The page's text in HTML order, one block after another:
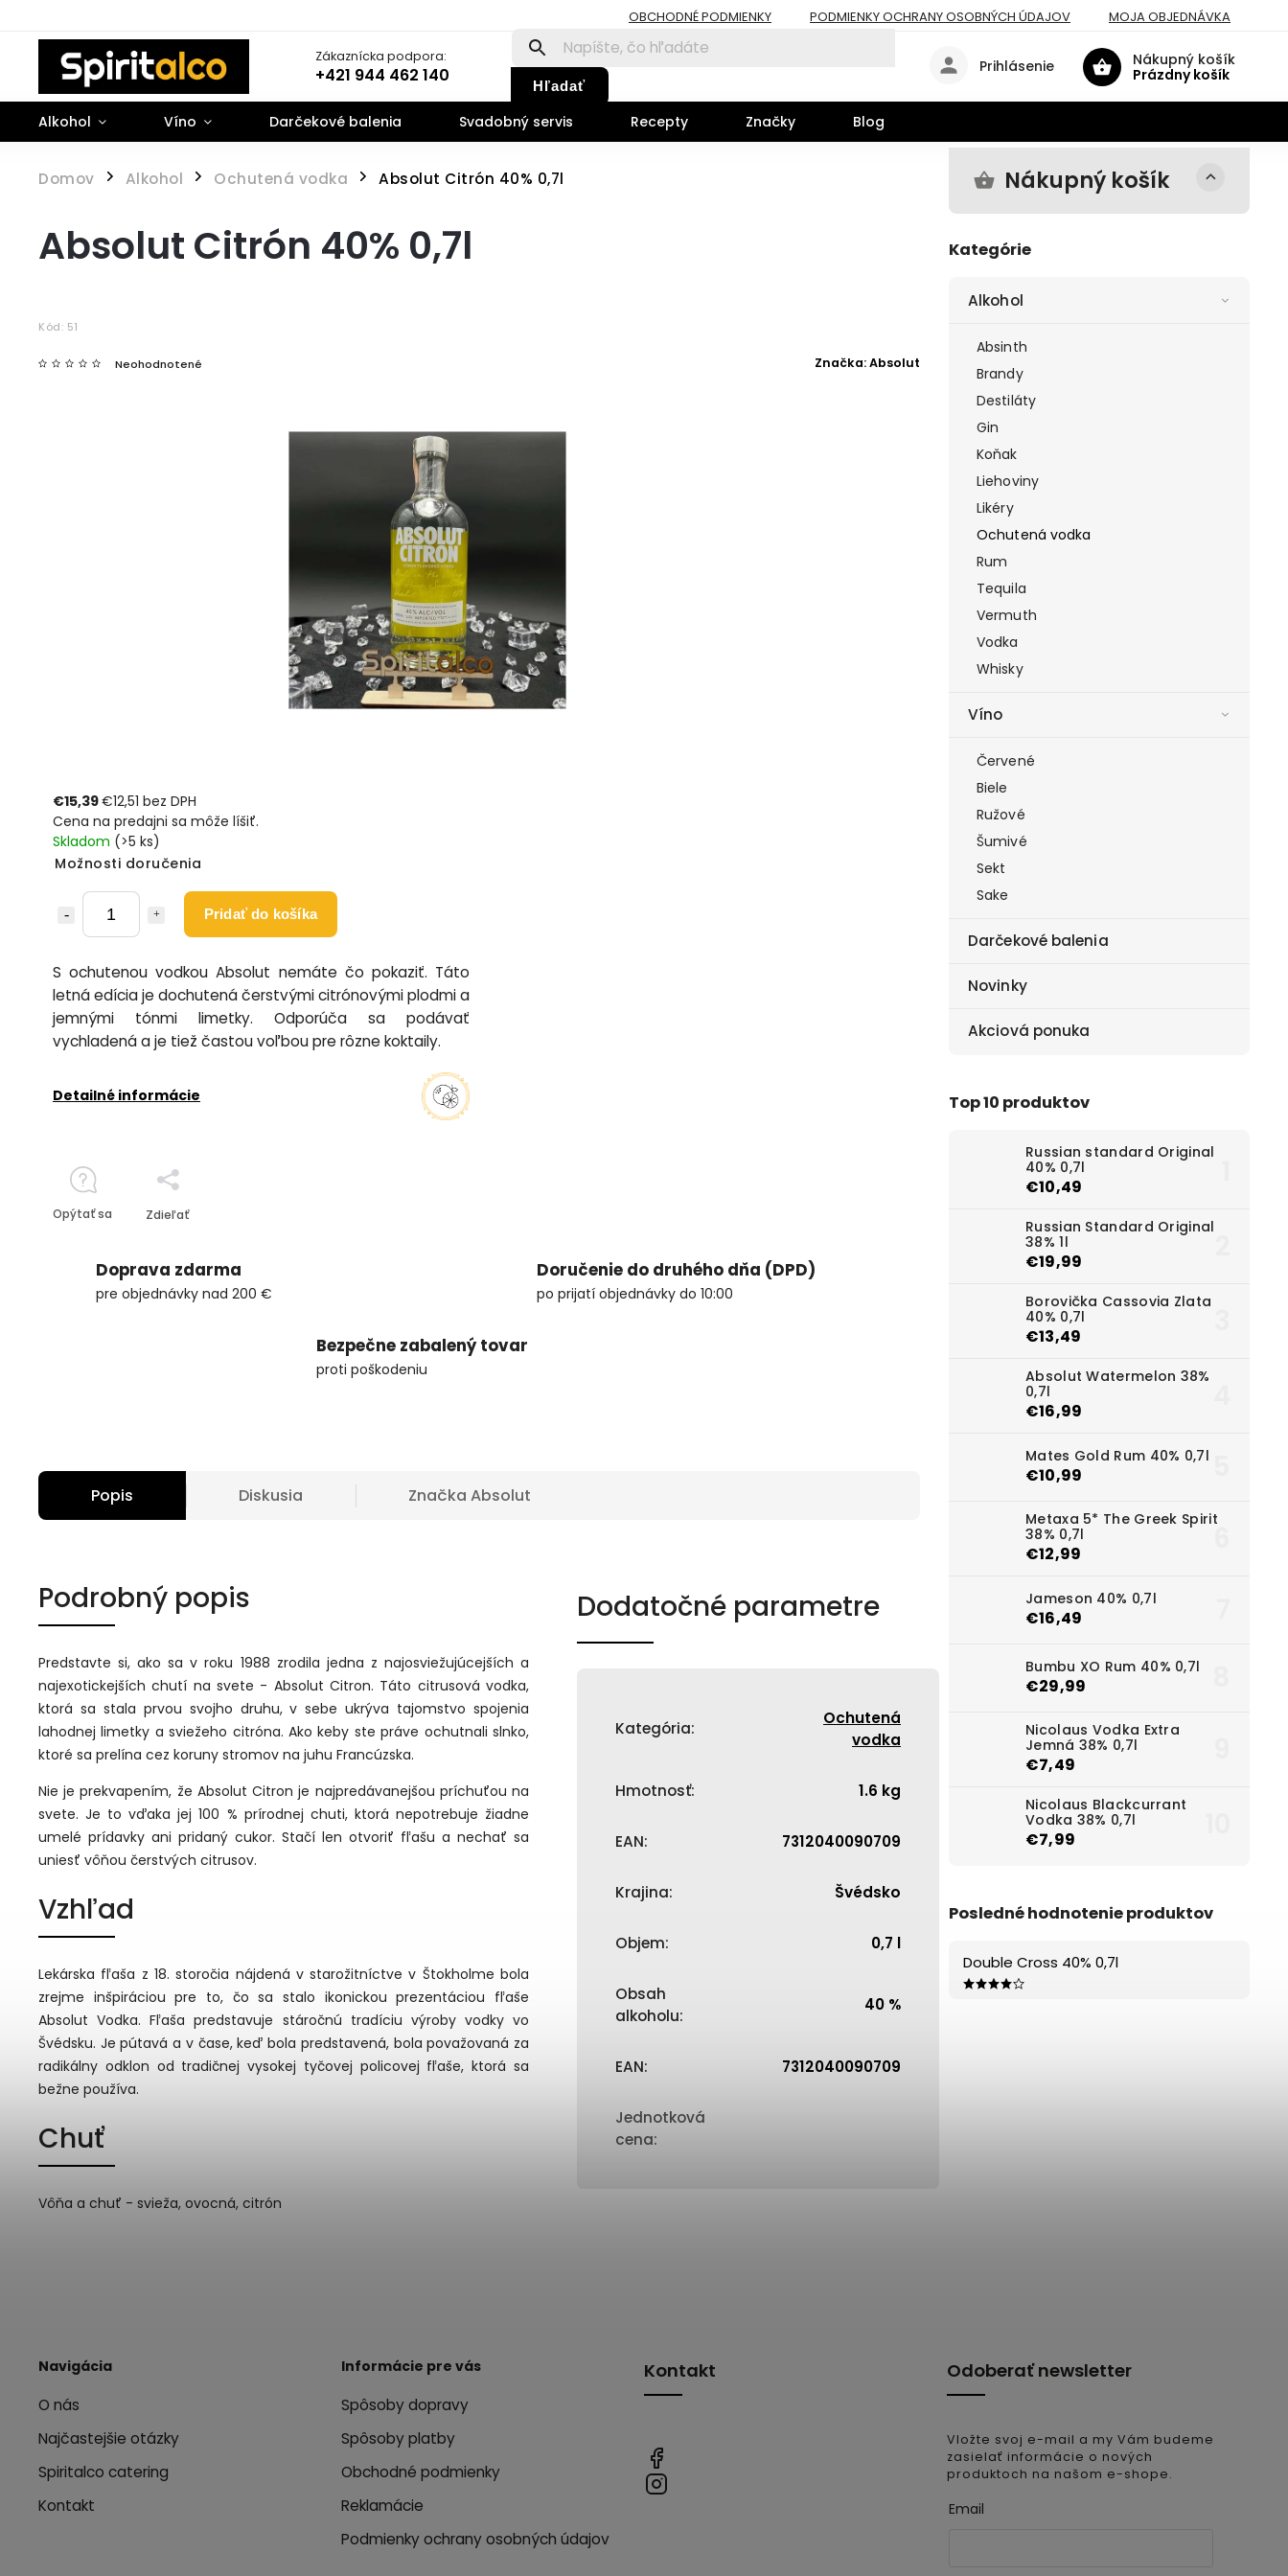
OBCHODNÉ PODMIENKY PODMIENKY OCHRANY OSOBNÝCH ÚDAJOV MOJA OBJEDNÁVKA
Zákaznícka podpora:
+421 944 462 140 Hľadať
Nákupný košík
Prázdny košík
Prihlásenie
Alkohol Víno Darčekové balenia Svadobný servis Recepty Značky Blog
Domov / Alkohol / Ochutená vodka / Absolut Citrón 40% 0,7l Nákupný košík
Kategórie
Alkohol
Absinth
Brandy
Destiláty
Gin
Koňak
Liehoviny
Likéry
Ochutená vodka
Rum
Tequila
Vermuth
Vodka
Whisky
Víno
Červené
Biele
Ružové
Šumivé
Sekt
Sake
Darčekové balenia
Novinky
Akciová ponuka
Top 10 produktov
Russian standard Original
40% 0,7l
€10,49
Russian Standard Original
38% 1l
€19,99
Borovička Cassovia Zlata
40% 0,7l
€13,49
Absolut Watermelon 38%
0,7l
€16,99
Mates Gold Rum 40% 0,7l
€10,99
Metaxa 5* The Greek Spirit
38% 0,7l
€12,99
Jameson 40% 0,7l
€16,49
Bumbu XO Rum 40% 0,7l
€29,99
Nicolaus Vodka Extra
Jemná 38% 0,7l
€7,49
Nicolaus Blackcurrant
Vodka 38% 0,7l
€7,99
Posledné hodnotenie produktov
Double Cross 40% 0,7l
Absolut Citrón 40% 0,7l
Kód: 51
Neohodnotené Značka:Absolut
€15,39€12,51 bez DPH
Cena na predajni sa môže líšiť.
Skladom (>5 ks)
Možnosti doručenia
Pridať do košíka
S ochutenou vodkou Absolut nemáte čo pokaziť. Táto
letná edícia je dochutená čerstvými citrónovými plodmi a
jemnými tónmi limetky. Odporúča sa podávať
vychladená a je tiež častou voľbou pre rôzne koktaily.
Detailné informácie
Opýtať sa Zdieľať
Doprava zdarma
pre objednávky nad 200 €
Doručenie do druhého dňa (DPD)
po prijatí objednávky do 10:00
Bezpečne zabalený tovar
proti poškodeniu
Popis Diskusia Značka Absolut
Podrobný popis
Predstavte si, ako sa v roku 1988 zrodila jedna z najosviežujúcejších a
najexotickejších chutí na svete - Absolut Citron. Táto citrusová vodka,
ktorá sa stala prvou svojho druhu, v sebe ukrýva tajomstvo spojenia
lahodnej limetky a sviežeho citróna. Ako keby ste práve ochutnali slnko,
ktoré sa prelína cez koruny stromov na juhu Francúzska.
Nie je prekvapením, že Absolut Citron je najpredávanejšou príchuťou na
svete. Je to vďaka jej 100 % prírodnej chuti, ktorá nepotrebuje žiadne
umelé prídavky ani pridaný cukor. Stačí len otvoriť fľašu a nechať sa
uniesť vôňou čerstvých citrusov.
Vzhľad
Lekárska fľaša z 18. storočia nájdená v starožitníctve v Štokholme bola
zrejme inšpiráciou pre to, čo sa stalo ikonickou prezentáciou fľaše
Absolut Vodka. Fľaša predstavuje stáročnú tradíciu výroby vodky vo
Švédsku. Je pútavá a v čase, keď bola predstavená, bola považovaná za
radikálny odklon od tradičnej vysokej tyčovej policovej fľaše, ktorá sa
bežne používa.
Chuť
Vôňa a chuť - svieža, ovocná, citrón
Dodatočné parametre
Kategória:
Ochutená
vodka
Hmotnosť: 1.6 kg
EAN: 7312040090709
Krajina: Švédsko
Objem: 0,7 l
Obsah
alkoholu:
40 %
EAN: 7312040090709
Jednotková
cena:
Navigácia
O nás
Najčastejšie otázky
Spiritalco catering
Kontakt
Informácie pre vás
Spôsoby dopravy
Spôsoby platby
Obchodné podmienky
Reklamácie
Podmienky ochrany osobných údajov
Kontakt Odoberať newsletter
Vložte svoj e-mail a my Vám budeme
zasielať informácie o nových
produktoch na našom e-shope.
Email